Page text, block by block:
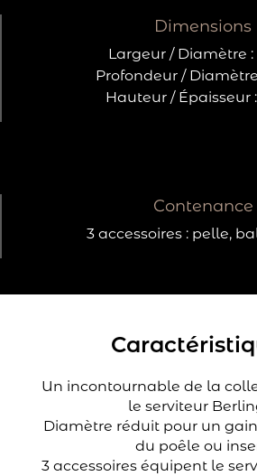
Dimensions
Largeur / Diamètre :
Profondeur /
Hauteur / Épaisseur :
Contenance
3 accessoires : pelle,
Un incontournable de la
le serviteur
Diamètre réduit pour un
du poêle ou
3 accessoires équipent le